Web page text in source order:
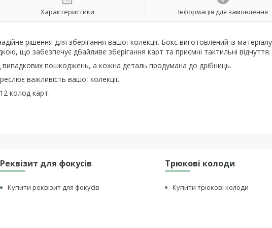
Характеристики Інформація для замовлення
рішення для зберігання вашої колекції. Бокс виготовлений із
що забезпечує дбайливе зберігання карт та приємні тактильні відчуття.
випадкових пошкоджень, а кожна деталь продумана до дрібниць.
важливість вашої колекції.
колод карт.
Реквізит для фокусів
Купити реквізит для фокусів
Трюкові колоди
Купити трюкові колоди